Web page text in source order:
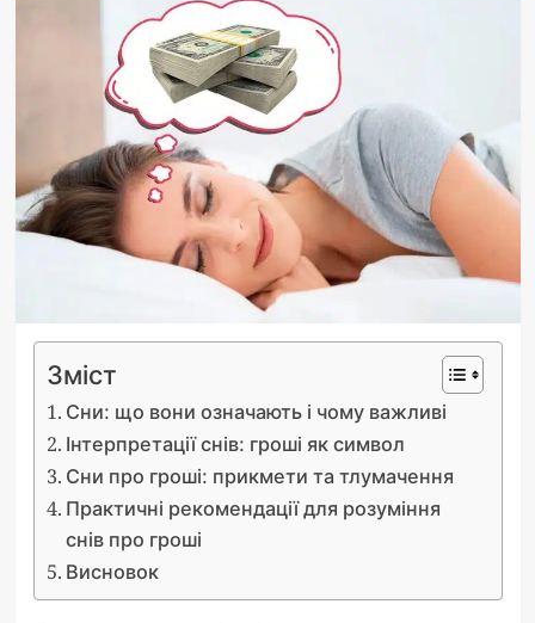
Зміст
Сни: що вони означають і чому важливі
Інтерпретації снів: гроші як символ
Сни про гроші: прикмети та тлумачення
Практичні рекомендації для розуміння
снів про гроші
Висновок